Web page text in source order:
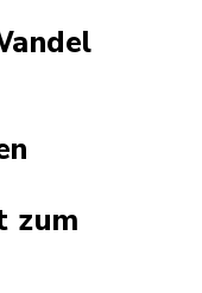
zum